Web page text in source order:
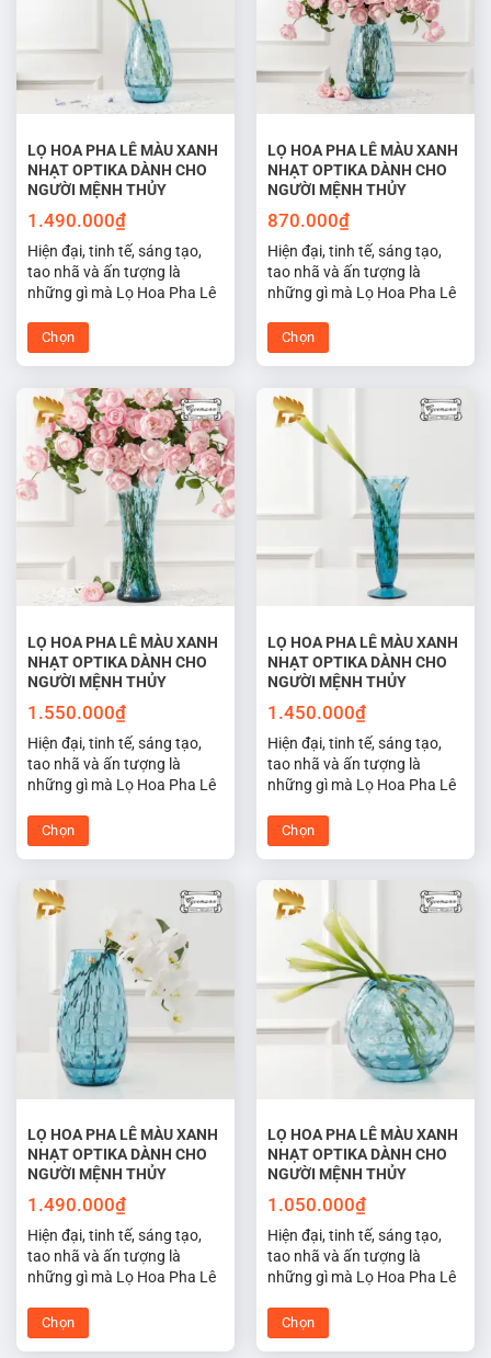
tùy
chọn
được
chọn
trên
trang
phẩm
thể.
Các
chọn
được
chọn
trên
trang
phẩm
LỌ HOA PHA LÊ MÀU XANH
NHẠT OPTIKA DÀNH CHO
NGƯỜI MỆNH THỦY
1.490.000₫
Hiện đại, tinh tế, sáng tạo,
tao nhã và ấn tượng là
những gì mà Lọ Hoa Pha Lê
hợp phong thủy cho người
mệnh thủy đem lại may mắn
việc của bạn.
Chọn
Sản
này
có
nhiều
biến
thể.
Các
chọn
được
chọn
trên
trang
phẩm
LỌ HOA PHA LÊ MÀU XANH
NHẠT OPTIKA DÀNH CHO
NGƯỜI MỆNH THỦY
870.000₫
Hiện đại, tinh tế, sáng tạo,
tao nhã và ấn tượng là
những gì mà Lọ Hoa Pha Lê
hợp phong thủy cho người
mệnh thủy đem lại may mắn
việc của bạn.
Chọn
Sản
này
có
Các
được
chọn
trên
trang
phẩm
LỌ HOA PHA LÊ MÀU XANH
NHẠT OPTIKA DÀNH CHO
NGƯỜI MỆNH THỦY
1.550.000₫
Hiện đại, tinh tế, sáng tạo,
tao nhã và ấn tượng là
những gì mà Lọ Hoa Pha Lê
hợp phong thủy cho người
mệnh thủy đem lại may mắn
việc của bạn.
Chọn
Sản
này
có
thể.
chọn
được
chọn
trên
trang
phẩm
LỌ HOA PHA LÊ MÀU XANH
NHẠT OPTIKA DÀNH CHO
NGƯỜI MỆNH THỦY
1.450.000₫
Hiện đại, tinh tế, sáng tạo,
tao nhã và ấn tượng là
những gì mà Lọ Hoa Pha Lê
hợp phong thủy cho người
mệnh thủy đem lại may mắn
việc của bạn.
Chọn
Sản
này
có
nhiều
biến
thể.
tùy
được
chọn
trên
trang
phẩm
LỌ HOA PHA LÊ MÀU XANH
NHẠT OPTIKA DÀNH CHO
NGƯỜI MỆNH THỦY
1.490.000₫
Hiện đại, tinh tế, sáng tạo,
tao nhã và ấn tượng là
những gì mà Lọ Hoa Pha Lê
hợp phong thủy cho người
mệnh thủy đem lại may mắn
Chọn
Sản
LỌ HOA PHA LÊ MÀU XANH
NHẠT OPTIKA DÀNH CHO
NGƯỜI MỆNH THỦY
1.050.000₫
Hiện đại, tinh tế, sáng tạo,
tao nhã và ấn tượng là
những gì mà Lọ Hoa Pha Lê
hợp phong thủy cho người
mệnh thủy đem lại may mắn
Chọn
Sản